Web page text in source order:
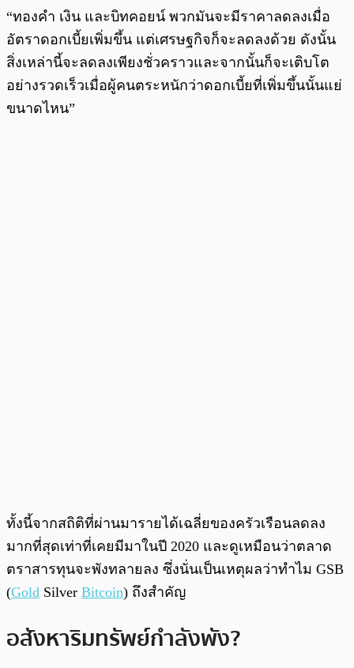
“ทองคำ เงิน และบิทคอยน์ พวกมันจะมีราคาลดลงเมื่อ
อัตราดอกเบี้ยเพิ่มขึ้น แต่เศรษฐกิจก็จะลดลงด้วย ดังนั้น
สิ่งเหล่านี้จะลดลงเพียงชั่วคราวและจากนั้นก็จะเติบโต
อย่างรวดเร็วเมื่อผู้คนตระหนักว่าดอกเบี้ยที่เพิ่มขึ้นนั้นแย่
ขนาดไหน”
ทั้งนี้จากสถิติที่ผ่านมารายได้เฉลี่ยของครัวเรือนลดลง
มากที่สุดเท่าที่เคยมีมาในปี 2020 และดูเหมือนว่าตลาด
ตราสารทุนจะพังทลายลง ซึ่งนั่นเป็นเหตุผลว่าทำไม GSB
(Gold Silver Bitcoin) ถึงสำคัญ
อสังหาริมทรัพย์กำลังพัง?